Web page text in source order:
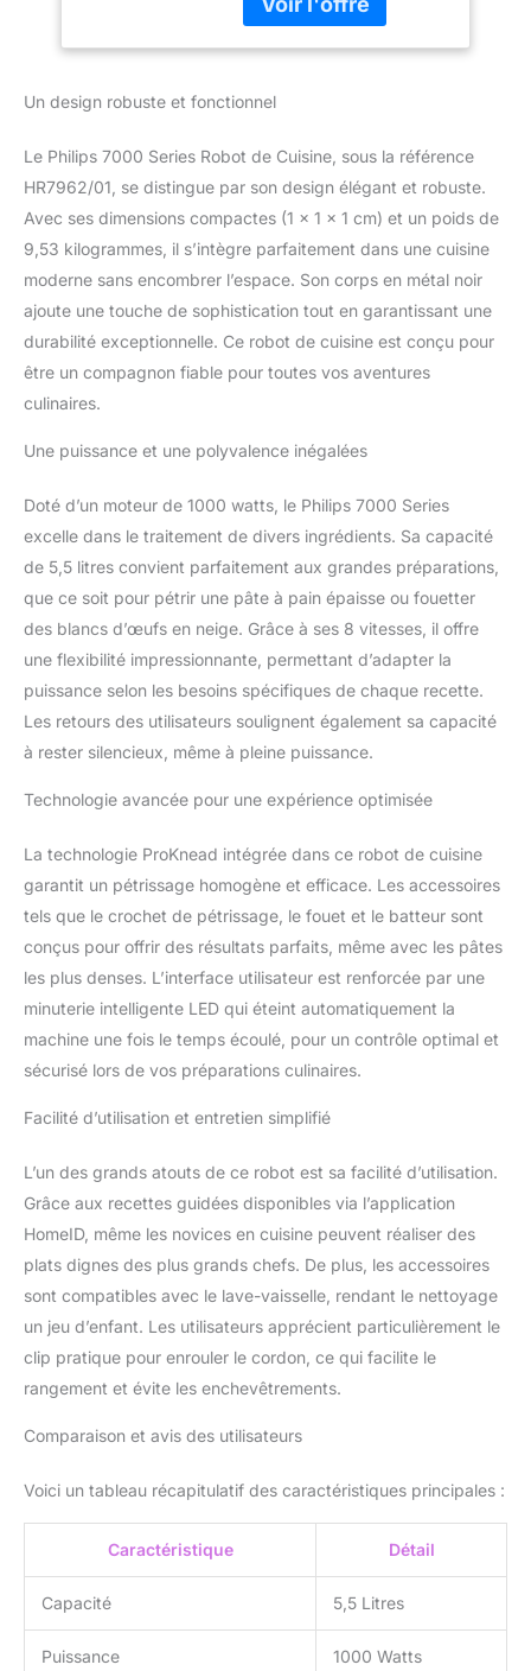
guidées : Avec
spécialement conçues
7000 Series et cuisinez
comme un pro dès la
première utilisation
Mélange uniforme : Le
mélangeur Perfect Fit
racle les bords du bol de
5,5 litres, mélangeant
ainsi parfaitement vos
ingrédients Matériaux de
totale, même lorsque
ingrédients les plus
difficiles Minuteur
intelligent et 8 vitesses :
Réglez la vitesse et le
minuteur, le Robot de
Cuisine Philips fera tout
le travail pour vous grâce
à son puissant moteur
de 1000 watts
Un design robuste et fonctionnel
Le Philips 7000 Series Robot de Cuisine, sous la référence
HR7962/01, se distingue par son design élégant et robuste.
Avec ses dimensions compactes (1 x 1 x 1 cm) et un poids de
9,53 kilogrammes, il s’intègre parfaitement dans une cuisine
moderne sans encombrer l’espace. Son corps en métal noir
ajoute une touche de sophistication tout en garantissant une
durabilité exceptionnelle. Ce robot de cuisine est conçu pour
être un compagnon fiable pour toutes vos aventures
culinaires.
Une puissance et une polyvalence inégalées
Doté d’un moteur de 1000 watts, le Philips 7000 Series
excelle dans le traitement de divers ingrédients. Sa capacité
de 5,5 litres convient parfaitement aux grandes préparations,
que ce soit pour pétrir une pâte à pain épaisse ou fouetter
des blancs d’œufs en neige. Grâce à ses 8 vitesses, il offre
une flexibilité impressionnante, permettant d’adapter la
puissance selon les besoins spécifiques de chaque recette.
Les retours des utilisateurs soulignent également sa capacité
à rester silencieux, même à pleine puissance.
Technologie avancée pour une expérience optimisée
La technologie ProKnead intégrée dans ce robot de cuisine
garantit un pétrissage homogène et efficace. Les accessoires
tels que le crochet de pétrissage, le fouet et le batteur sont
conçus pour offrir des résultats parfaits, même avec les pâtes
les plus denses. L’interface utilisateur est renforcée par une
minuterie intelligente LED qui éteint automatiquement la
machine une fois le temps écoulé, pour un contrôle optimal et
sécurisé lors de vos préparations culinaires.
Facilité d’utilisation et entretien simplifié
L’un des grands atouts de ce robot est sa facilité d’utilisation.
Grâce aux recettes guidées disponibles via l’application
HomeID, même les novices en cuisine peuvent réaliser des
plats dignes des plus grands chefs. De plus, les accessoires
sont compatibles avec le lave-vaisselle, rendant le nettoyage
un jeu d’enfant. Les utilisateurs apprécient particulièrement le
clip pratique pour enrouler le cordon, ce qui facilite le
rangement et évite les enchevêtrements.
Comparaison et avis des utilisateurs
Voici un tableau récapitulatif des caractéristiques principales :
Caractéristique Détail
Capacité 5,5 Litres
Puissance 1000 Watts